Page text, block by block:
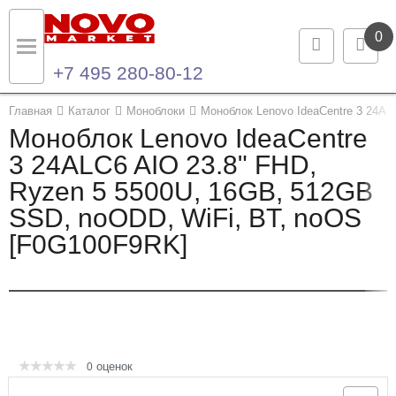
0
+7 495 280-80-12
Главная Каталог Моноблоки Моноблок Lenovo IdeaCentre 3
Моноблок Lenovo IdeaCentre
3 24ALC6 AIO 23.8" FHD,
Ryzen 5 5500U, 16GB, 512GB
SSD, noODD, WiFi, BT, noOS
[F0G100F9RK]
0 оценок
Назад
Каталог продукции
Ноутбуки и ультрабуки
Компьютеры
Назад
Контакты
Контактная информация